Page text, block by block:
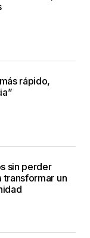
rápido,
sin perder
transformar un